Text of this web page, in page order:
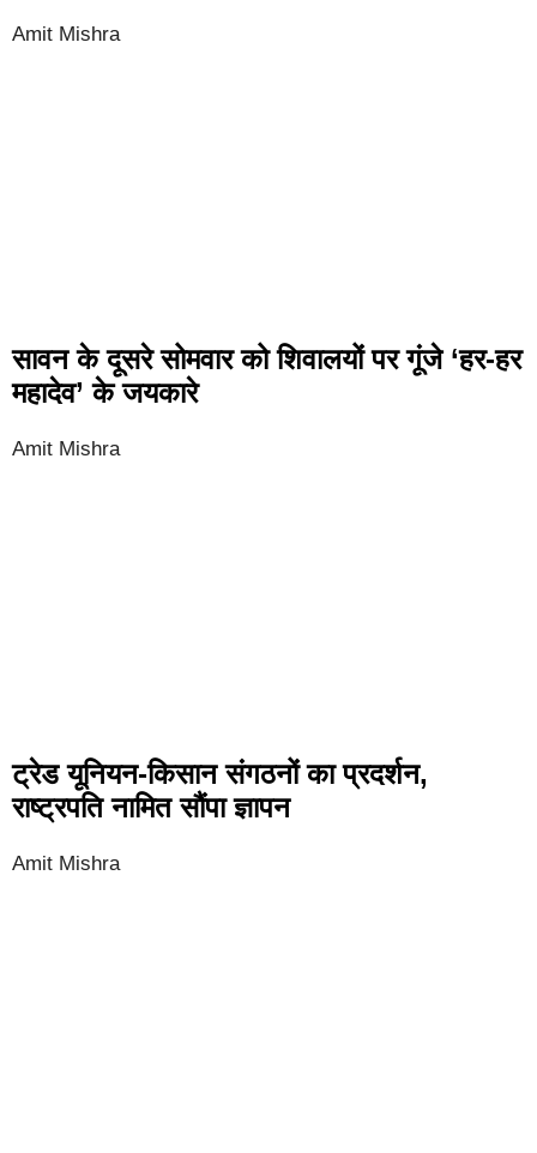
Amit Mishra
सावन के दूसरे सोमवार को शिवालयों पर गूंजे ‘हर-हर
महादेव’ के जयकारे
Amit Mishra
ट्रेड यूनियन-किसान संगठनों का प्रदर्शन,
राष्ट्रपति नामित सौंपा ज्ञापन
Amit Mishra